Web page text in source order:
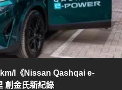
l《Nissan Qashqai e-
創金氏新紀錄